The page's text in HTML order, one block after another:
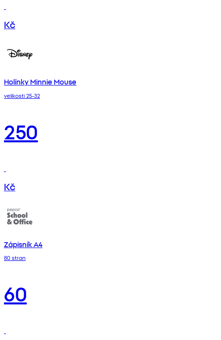
Kč
Holínky Minnie Mouse
velikosti 25-32
250
Kč
Zápisník A4
80 stran
60